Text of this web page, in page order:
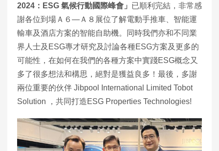
2024：ESG 氣候行動國際峰會」 已順利完結，非常感
謝各位到場Ａ６—Ａ８展位了解電動手推車、智能運
輸車及酒店方案的智能自助機。同時我們亦和不同業
界人士及ESG專才研究及討論各種ESG方案及更多的
可能性，在如何在我們的各種方案中實踐ESG概念又
多了很多想法和構思，絕對是獲益良多！最後，多謝
兩位重要的伙伴 Jibpool International Limited Tobot
Solution ，共同打造ESG Properties Technologies!